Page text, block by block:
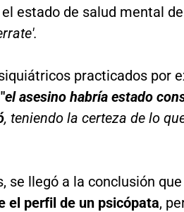
estado de salud mental
practicados por
"el asesino habría estado
, teniendo la certeza de lo
se llegó a la conclusión que
el perfil de un psicópata,